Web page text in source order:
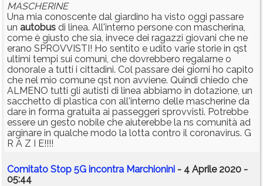
MASCHERINE
Una mia conoscente dal giardino ha visto oggi passare
un autobus di linea. All'interno persone con mascherina,
come è giusto che sia, invece dei ragazzi giovani che ne
erano SPROVVISTI! Ho sentito e udito varie storie in qst
ultimi tempi sui comuni, che dovrebbero regalarne o
donorale a tutti i cittadini. Col passare dei giorni ho capito
che nel mio comune qst non avviene. Quindi chiedo che
ALMENO tutti gli autisti di linea abbiamo in dotazione, un
sacchetto di plastica con all'interno delle mascherine da
dare in forma gratuita ai passeggeri sprovvisti. Potrebbe
essere un gesto nobile che aiuterebbe la ns comunità ad
arginare in qualche modo la lotta contro il coronavirus. G
R A Z I E!!!!
Comitato Stop 5G incontra Marchionini - 4 Aprile 2020 -
05:44